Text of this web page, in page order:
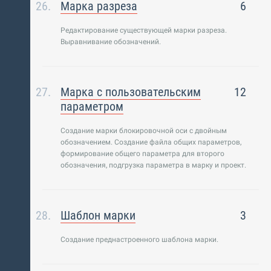
Марка разреза 6
Редактирование существующей марки разреза.
Выравнивание обозначений.
Марка с пользовательским
параметром
12
Создание марки блокировочной оси с двойным
обозначением. Создание файла общих параметров,
формирование общего параметра для второго
обозначения, подгрузка параметра в марку и проект.
Шаблон марки 3
Создание преднастроенного шаблона марки.